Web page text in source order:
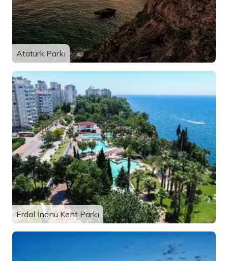
Atatürk Parkı
Erdal İnönü Kent Parkı